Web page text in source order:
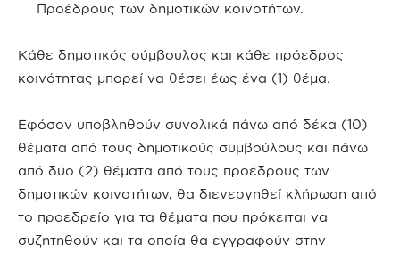
Προέδρους των δημοτικών κοινοτήτων.
Κάθε δημοτικός σύμβουλος και κάθε πρόεδρος
κοινότητας μπορεί να θέσει έως ένα (1) θέμα.
Εφόσον υποβληθούν συνολικά πάνω από δέκα (10)
θέματα από τους δημοτικούς συμβούλους και πάνω
από δύο (2) θέματα από τους προέδρους των
δημοτικών κοινοτήτων, θα διενεργηθεί κλήρωση από
το προεδρείο για τα θέματα που πρόκειται να
συζητηθούν και τα οποία θα εγγραφούν στην